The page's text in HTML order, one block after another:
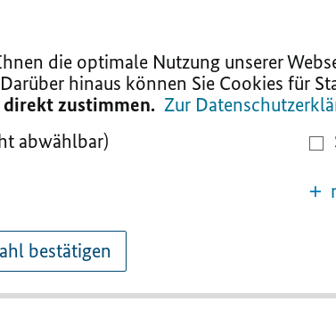
die optimale Nutzung unserer
hinaus können Sie Cookies für
direkt zustimmen. Zur
abwählbar)
bestätigen